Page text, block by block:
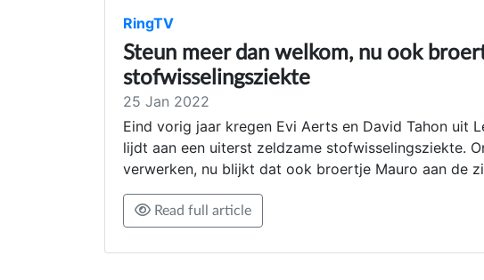
RingTV
Steun meer dan welkom, nu ook
stofwisselingsziekte
25 Jan 2022
Eind vorig jaar kregen Evi Aerts en David Tahon uit
lijdt aan een uiterst zeldzame stofwisselingsziekte.
verwerken, nu blijkt dat ook broertje Mauro aan de
Read full article